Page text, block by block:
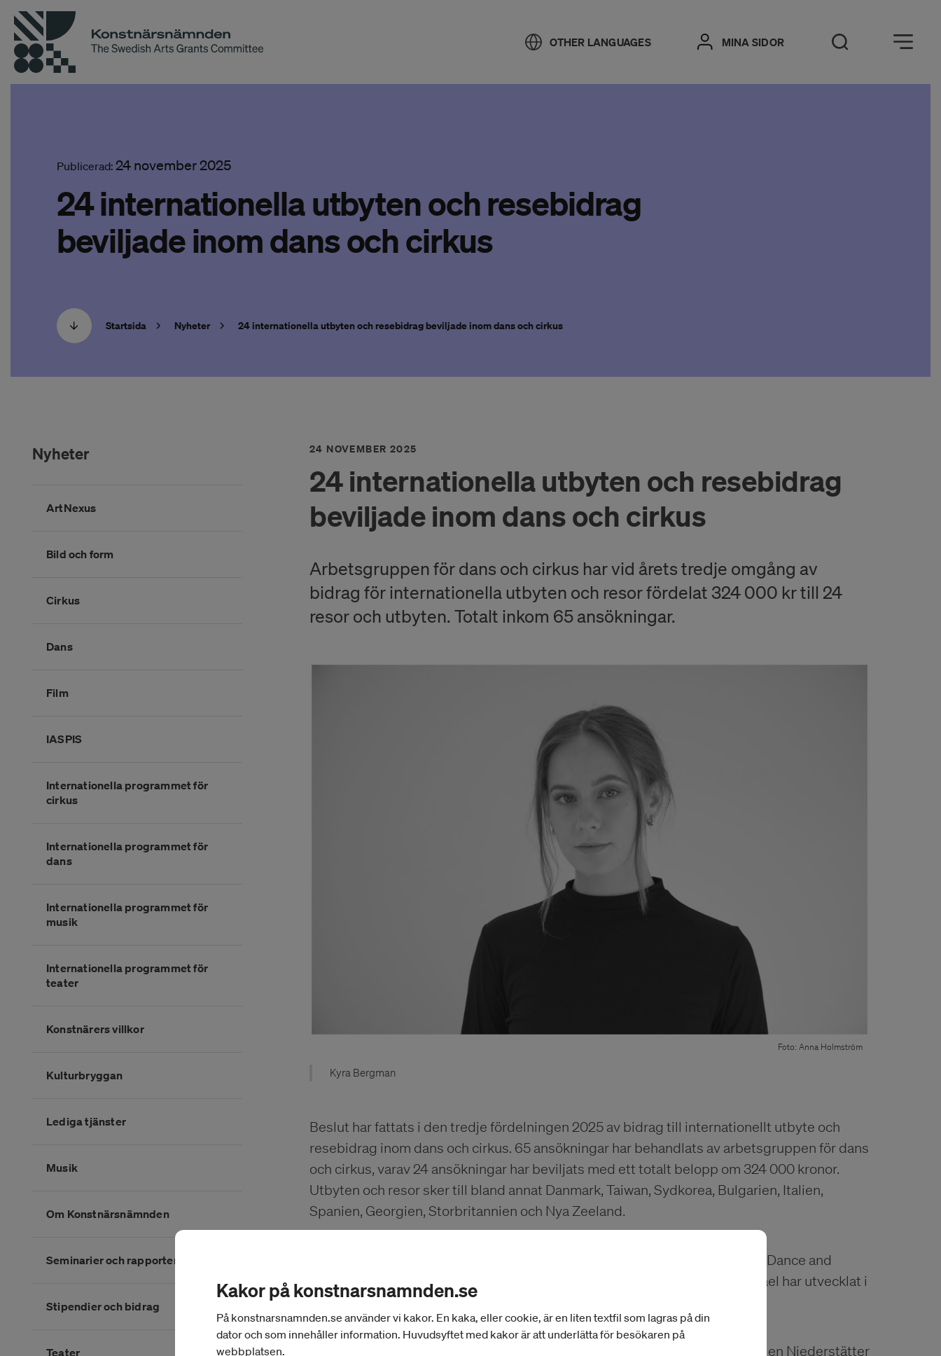
OTHER LANGUAGES MINA SIDOR Öppna sök
Öppna meny
Publicerad: 24 november 2025
24 internationella utbyten och resebidrag
beviljade inom dans och cirkus
Startsida Nyheter 24 internationella utbyten och resebidrag beviljade inom dans och cirkus
Nyheter
överArtNexus
Bild och form
Cirkus
Dans
Film
IASPIS
Internationella programmet för
cirkus
Internationella programmet för
dans
Internationella programmet för
musik
Internationella programmet för
teater
Konstnärers villkor
Kulturbryggan
Lediga tjänster
Musik
Om Konstnärsnämnden
Seminarier och rapporter
Stipendier och bidrag
Teater
24 NOVEMBER 2025
24 internationella utbyten och resebidrag
beviljade inom dans och cirkus
Arbetsgruppen för dans och cirkus har vid årets tredje omgång av
bidrag för internationella utbyten och resor fördelat 324 000 kr till 24
resor och utbyten. Totalt inkom 65 ansökningar.
Foto: Anna Holmström
Kyra Bergman
Beslut har fattats i den tredje fördelningen 2025 av bidrag till internationellt utbyte och
resebidrag inom dans och cirkus. 65 ansökningar har behandlats av arbetsgruppen för dans
och cirkus, varav 24 ansökningar har beviljats med ett totalt belopp om 324 000 kronor.
Utbyten och resor sker till bland annat Danmark, Taiwan, Sydkorea, Bulgarien, Italien,
Spanien, Georgien, Storbritannien och Nya Zeeland.
Israel Aloni är inbjuden till residens hos CIRCE – Experimental Platform for Dance and
Theater på Tbilisi, Georgien I residenset ingår även att dela den praktik Israel har utvecklat i
projektet Boys Just Want to Have Fun med lokala artister i Tbilisi.
Cirkusartisterna Arttu Lahtinen och Stina Otterström är inbjudna till festivalen Niederstätter
Kakor på konstnarsnamnden.se
På konstnarsnamnden.se använder vi kakor. En kaka, eller cookie, är en liten textfil som lagras på din
dator och som innehåller information. Huvudsyftet med kakor är att underlätta för besökaren på
webbplatsen.